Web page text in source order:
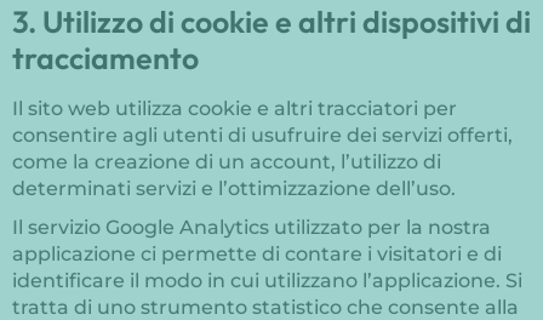
3. Utilizzo di cookie e altri dispositivi di
tracciamento
Il sito web utilizza cookie e altri tracciatori per
consentire agli utenti di usufruire dei servizi offerti,
come la creazione di un account, l’utilizzo di
determinati servizi e l’ottimizzazione dell’uso.
Il servizio Google Analytics utilizzato per la nostra
applicazione ci permette di contare i visitatori e di
identificare il modo in cui utilizzano l’applicazione. Si
tratta di uno strumento statistico che consente alla